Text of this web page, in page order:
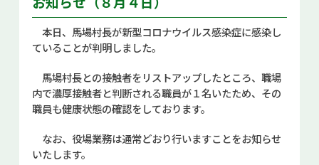
あかいがわ広報
Select Language▼
本日、馬場村長が新型コロナウイルス感染症に感染し
ていることが判明しました。
馬場村長との接触者をリストアップしたところ、職場
内で濃厚接触者と判断される職員が１名いたため、その
職員も健康状態の確認をしております。
なお、役場業務は通常どおり行いますことをお知らせ
いたします。